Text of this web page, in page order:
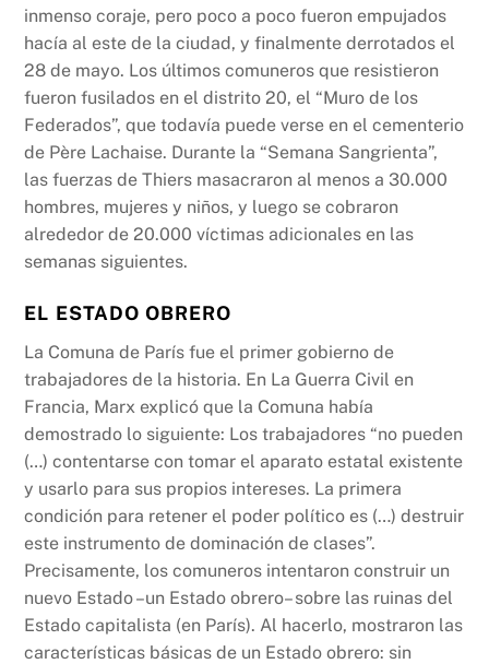
inmenso coraje, pero poco a poco fueron empujados
hacía al este de la ciudad, y finalmente derrotados el
28 de mayo. Los últimos comuneros que resistieron
fueron fusilados en el distrito 20, el “Muro de los
Federados”, que todavía puede verse en el cementerio
de Père Lachaise. Durante la “Semana Sangrienta”,
las fuerzas de Thiers masacraron al menos a 30.000
hombres, mujeres y niños, y luego se cobraron
alrededor de 20.000 víctimas adicionales en las
semanas siguientes.
EL ESTADO OBRERO
La Comuna de París fue el primer gobierno de
trabajadores de la historia. En La Guerra Civil en
Francia, Marx explicó que la Comuna había
demostrado lo siguiente: Los trabajadores “no pueden
(…) contentarse con tomar el aparato estatal existente
y usarlo para sus propios intereses. La primera
condición para retener el poder político es (…) destruir
este instrumento de dominación de clases”.
Precisamente, los comuneros intentaron construir un
nuevo Estado –un Estado obrero– sobre las ruinas del
Estado capitalista (en París). Al hacerlo, mostraron las
características básicas de un Estado obrero: sin